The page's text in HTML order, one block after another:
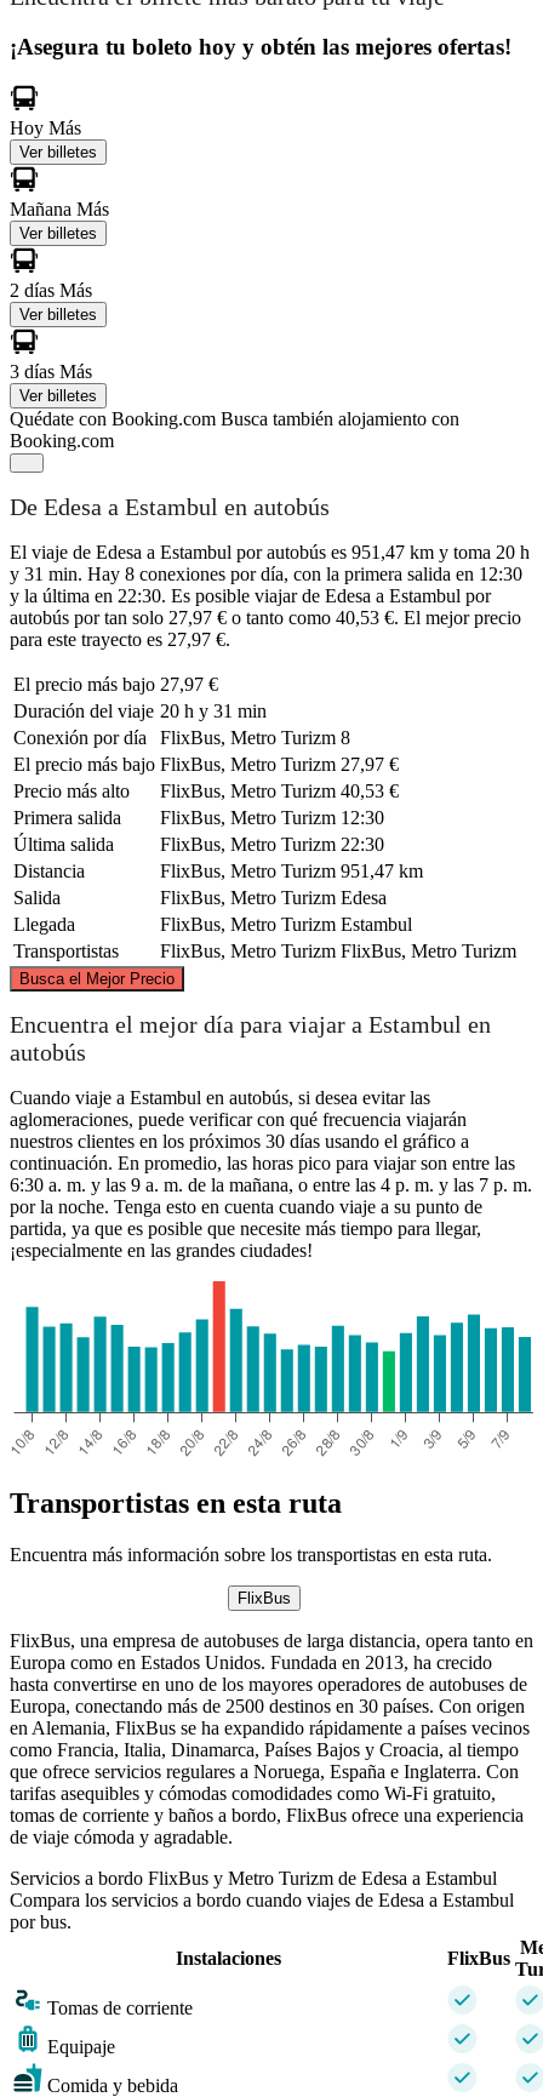
¡Asegura tu boleto hoy y obtén las mejores ofertas!
Hoy Más
Ver billetes
Mañana Más
Ver billetes
2 días Más
Ver billetes
3 días Más
Ver billetes
Quédate con Booking.com Busca también alojamiento con
Booking.com
De Edesa a Estambul en autobús
El viaje de Edesa a Estambul por autobús es 951,47 km y toma 20 h
y 31 min. Hay 8 conexiones por día, con la primera salida en 12:30
y la última en 22:30. Es posible viajar de Edesa a Estambul por
autobús por tan solo 27,97 € o tanto como 40,53 €. El mejor precio
para este trayecto es 27,97 €.
El precio más bajo 27,97 €
Duración del viaje 20 h y 31 min
Conexión por día
FlixBus, Metro Turizm 8
El precio más bajo FlixBus, Metro Turizm 27,97 €
Precio más alto
FlixBus, Metro Turizm 40,53 €
Primera salida
FlixBus, Metro Turizm 12:30
Última salida
FlixBus, Metro Turizm 22:30
Distancia
FlixBus, Metro Turizm 951,47 km
Salida
FlixBus, Metro Turizm Edesa
Llegada
FlixBus, Metro Turizm Estambul
Transportistas
FlixBus, Metro Turizm FlixBus, Metro Turizm
Busca el Mejor Precio
Sanliurfa
Istanbul
©CARTO, © OpenStreetMapcontributors
Encuentra el mejor día para viajar a Estambul en
autobús
Cuando viaje a Estambul en autobús, si desea evitar las
aglomeraciones, puede verificar con qué frecuencia viajarán
nuestros clientes en los próximos 30 días usando el gráfico a
continuación. En promedio, las horas pico para viajar son entre las
6:30 a. m. y las 9 a. m. de la mañana, o entre las 4 p. m. y las 7 p. m.
por la noche. Tenga esto en cuenta cuando viaje a su punto de
partida, ya que es posible que necesite más tiempo para llegar,
¡especialmente en las grandes ciudades!
Transportistas en esta ruta
Encuentra más información sobre los transportistas en esta ruta.
FlixBus
FlixBus, una empresa de autobuses de larga distancia, opera tanto en
Europa como en Estados Unidos. Fundada en 2013, ha crecido
hasta convertirse en uno de los mayores operadores de autobuses de
Europa, conectando más de 2500 destinos en 30 países. Con origen
en Alemania, FlixBus se ha expandido rápidamente a países vecinos
como Francia, Italia, Dinamarca, Países Bajos y Croacia, al tiempo
que ofrece servicios regulares a Noruega, España e Inglaterra. Con
tarifas asequibles y cómodas comodidades como Wi-Fi gratuito,
tomas de corriente y baños a bordo, FlixBus ofrece una experiencia
de viaje cómoda y agradable.
Servicios a bordo FlixBus y Metro Turizm de Edesa a Estambul
Compara los servicios a bordo cuando viajes de Edesa a Estambul
por bus.
Instalaciones
FlixBus
Tomas de corriente
Equipaje
Comida y bebida